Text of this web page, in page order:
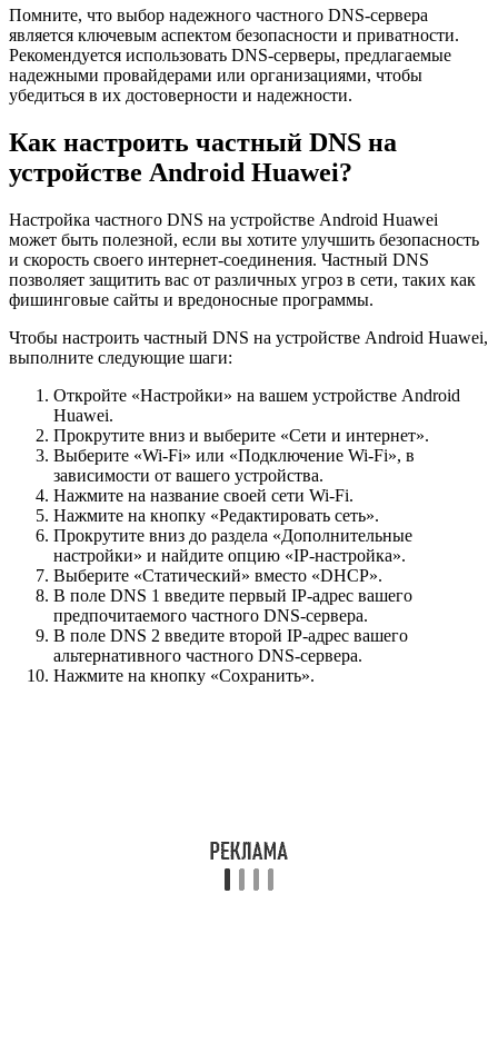
Помните, что выбор надежного частного DNS-сервера
является ключевым аспектом безопасности и приватности.
Рекомендуется использовать DNS-серверы, предлагаемые
надежными провайдерами или организациями, чтобы
убедиться в их достоверности и надежности.
Как настроить частный DNS на
устройстве Android Huawei?
Настройка частного DNS на устройстве Android Huawei
может быть полезной, если вы хотите улучшить безопасность
и скорость своего интернет-соединения. Частный DNS
позволяет защитить вас от различных угроз в сети, таких как
фишинговые сайты и вредоносные программы.
Чтобы настроить частный DNS на устройстве Android Huawei,
выполните следующие шаги:
Откройте «Настройки» на вашем устройстве Android
Huawei.
Прокрутите вниз и выберите «Сети и интернет».
Выберите «Wi-Fi» или «Подключение Wi-Fi», в
зависимости от вашего устройства.
Нажмите на название своей сети Wi-Fi.
Нажмите на кнопку «Редактировать сеть».
Прокрутите вниз до раздела «Дополнительные
настройки» и найдите опцию «IP-настройка».
Выберите «Статический» вместо «DHCP».
В поле DNS 1 введите первый IP-адрес вашего
предпочитаемого частного DNS-сервера.
В поле DNS 2 введите второй IP-адрес вашего
альтернативного частного DNS-сервера.
Нажмите на кнопку «Сохранить».